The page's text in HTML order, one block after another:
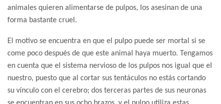
animales quieren alimentarse de pulpos, los asesinan de una
forma bastante cruel.
El motivo se encuentra en que el pulpo puede ser mortal si se
come poco después de que este animal haya muerto. Tengamos
en cuenta que el sistema nervioso de los pulpos nos igual que el
nuestro, puesto que al cortar sus tentáculos no estás cortando
su vínculo con el cerebro; dos terceras partes de sus neuronas